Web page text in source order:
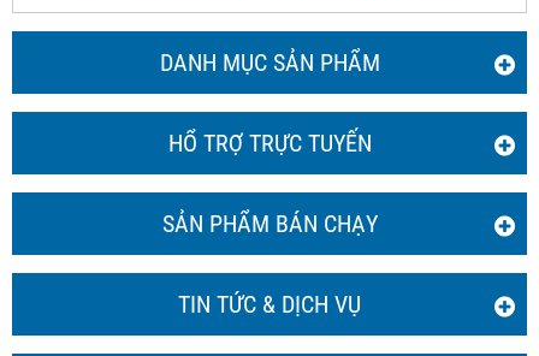
DANH MỤC SẢN PHẨM
HỔ TRỢ TRỰC TUYẾN
SẢN PHẨM BÁN CHẠY
TIN TỨC & DỊCH VỤ